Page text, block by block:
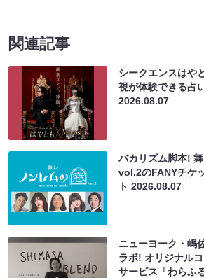
関連記事
シークエンスはや
視が体験できる占
2026.08.07
バカリズム脚本! 舞
vol.2のFANYチケ
ト2026.08.07
ニューヨーク・嶋
ラボ! オリジナル
サービス「わらふ